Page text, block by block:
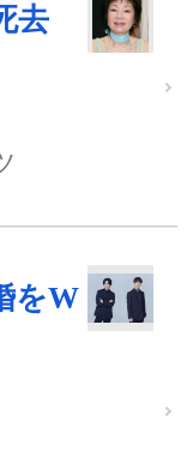
去
をW